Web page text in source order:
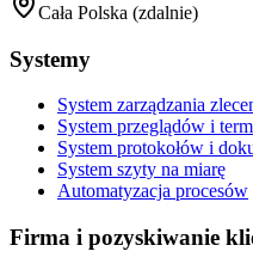
Cała Polska (zdalnie)
Systemy
System zarządzania
System przeglądów i
System protokołów i
System szyty na miarę
Automatyzacja procesów
Firma i pozyskiwanie